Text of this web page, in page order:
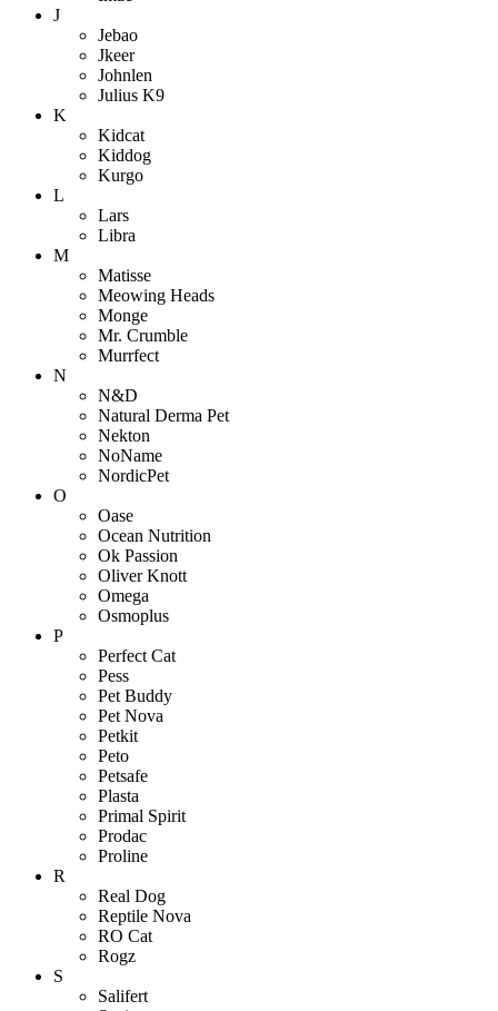
J
Jebao
Jkeer
Johnlen
Julius K9
K
Kidcat
Kiddog
Kurgo
L
Lars
Libra
M
Matisse
Meowing Heads
Monge
Mr. Crumble
Murrfect
N
N&D
Natural Derma Pet
Nekton
NoName
NordicPet
O
Oase
Ocean Nutrition
Ok Passion
Oliver Knott
Omega
Osmoplus
P
Perfect Cat
Pess
Pet Buddy
Pet Nova
Petkit
Peto
Petsafe
Plasta
Primal Spirit
Prodac
Proline
R
Real Dog
Reptile Nova
RO Cat
Rogz
S
Salifert